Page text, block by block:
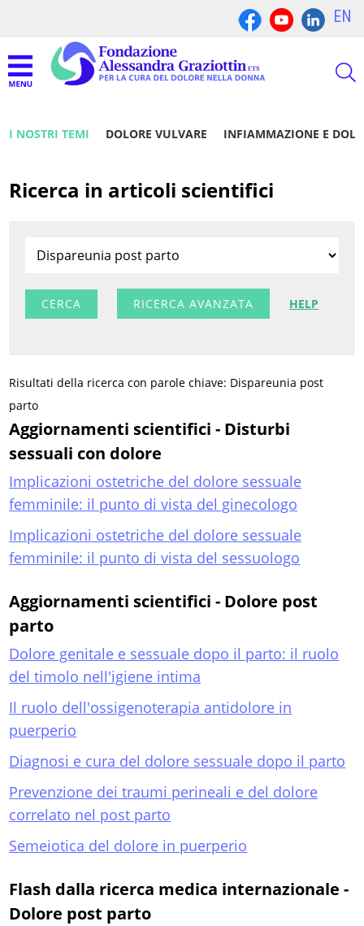
EN
I NOSTRI TEMI DOLORE VULVARE INFIAMMAZIONE E
Ricerca in articoli scientifici
RICERCA AVANZATA HELP
Risultati della ricerca con parole chiave: Dispareunia post
parto
Aggiornamenti scientifici - Disturbi
sessuali con dolore
Implicazioni ostetriche del dolore sessuale
femminile: il punto di vista del ginecologo
Implicazioni ostetriche del dolore sessuale
femminile: il punto di vista del sessuologo
Aggiornamenti scientifici - Dolore post
parto
Dolore genitale e sessuale dopo il parto: il ruolo
del timolo nell'igiene intima
Il ruolo dell'ossigenoterapia antidolore in
puerperio
Diagnosi e cura del dolore sessuale dopo il parto
Prevenzione dei traumi perineali e del dolore
correlato nel post parto
Semeiotica del dolore in puerperio
Flash dalla ricerca medica internazionale -
Dolore post parto